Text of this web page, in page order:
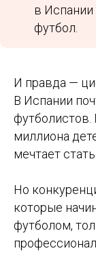
в
футбол.
И правда —
В Испании
футболистов.
миллиона
мечтает
Но
которые
футболом,